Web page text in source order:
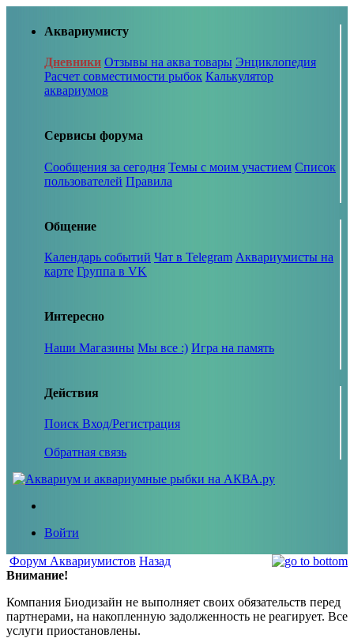
Аквариумисту
Дневники Отзывы на аква товары Энциклопедия
Расчет совместимости рыбок Калькулятор
аквариумов
Сервисы форума
Сообщения за сегодня Темы с моим участием Список
пользователей Правила
Общение
Календарь событий Чат в Telegram Аквариумисты на
карте Группа в VK
Интересно
Наши Магазины Мы все :) Игра на память
Действия
Поиск Вход/Регистрация
Обратная связь
Войти
Форум Аквариумистов Назад
Внимание!
Компания Биодизайн не выполняет своих обязательств перед
партнерами, на накопленную задолженность не реагирует. Все
услуги приостановлены.